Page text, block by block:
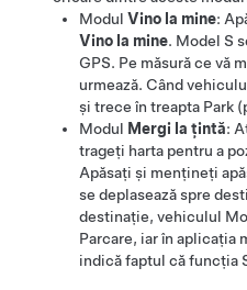
Modul Vino la mine:
Vino la mine. Model S
GPS. Pe măsură ce vă
urmează. Când
și trece în treapta Park
Modul Mergi la țintă:
trageți harta pentru a
Apăsați și mențineți
se deplasează spre
destinație, vehiculul
Parcare, iar în aplicația
indică faptul că funcția